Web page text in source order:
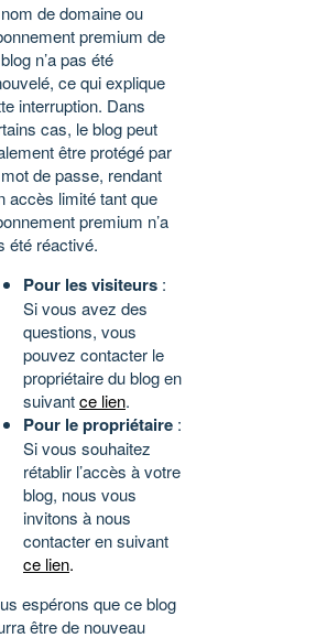
de domaine ou
premium de
n’a pas été
ce qui explique
interruption. Dans
cas, le blog peut
être protégé par
de passe, rendant
accès limité tant que
premium n’a
été réactivé.
Pour les visiteurs :
Si vous avez des
questions, vous
pouvez contacter le
propriétaire du blog en
suivantce lien.
Pour le propriétaire :
Si vous souhaitez
rétablir l’accès à votre
blog, nous vous
invitons à nous
contacter en suivant
ce lien.
espérons que ce blog
être de nouveau